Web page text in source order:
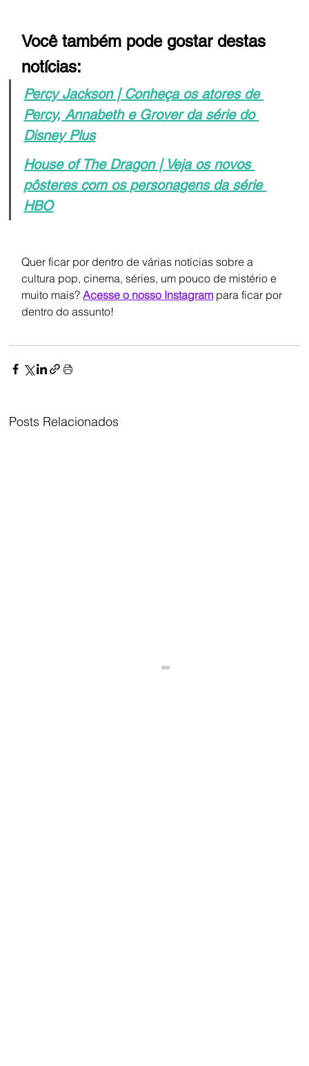
Você também pode gostar destas
notícias:
Percy Jackson | Conheça os atores de
Percy, Annabeth e Grover da série do
Disney Plus
House of The Dragon | Veja os novos
pôsteres com os personagens da série
HBO
Quer ficar por dentro de várias notícias sobre a
cultura pop, cinema, séries, um pouco de mistério e
muito mais? Acesse o nosso Instagram para ficar por
dentro do assunto!
Posts Relacionados